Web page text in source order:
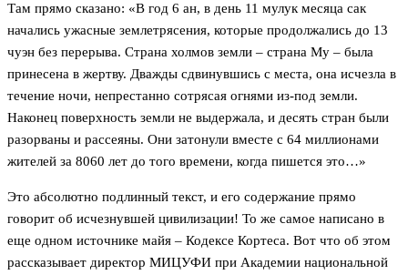
Там прямо сказано: «В год 6 ан, в день 11 мулук месяца сак
начались ужасные землетрясения, которые продолжались до 13
чуэн без перерыва. Страна холмов земли – страна Му – была
принесена в жертву. Дважды сдвинувшись с места, она исчезла в
течение ночи, непрестанно сотрясая огнями из-под земли.
Наконец поверхность земли не выдержала, и десять стран были
разорваны и рассеяны. Они затонули вместе с 64 миллионами
жителей за 8060 лет до того времени, когда пишется это…»
Это абсолютно подлинный текст, и его содержание прямо
говорит об исчезнувшей цивилизации! То же самое написано в
еще одном источнике майя – Кодексе Кортеса. Вот что об этом
рассказывает директор МИЦУФИ при Академии национальной